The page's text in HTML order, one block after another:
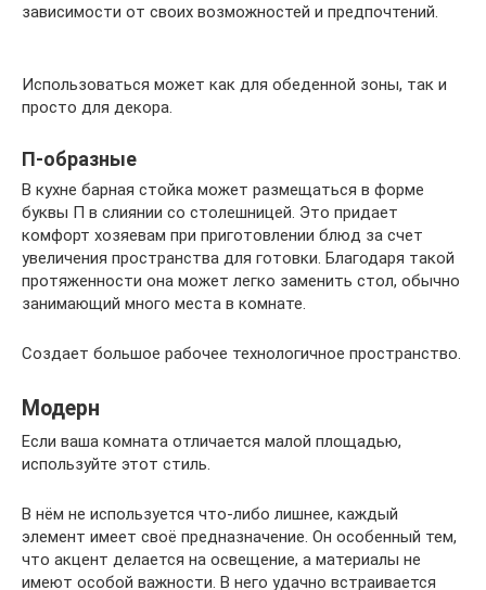
зависимости от своих возможностей и предпочтений.
Использоваться может как для обеденной зоны, так и
просто для декора.
П-образные
В кухне барная стойка может размещаться в форме
буквы П в слиянии со столешницей. Это придает
комфорт хозяевам при приготовлении блюд за счет
увеличения пространства для готовки. Благодаря такой
протяженности она может легко заменить стол, обычно
занимающий много места в комнате.
Создает большое рабочее технологичное пространство.
Модерн
Если ваша комната отличается малой площадью,
используйте этот стиль.
В нём не используется что-либо лишнее, каждый
элемент имеет своё предназначение. Он особенный тем,
что акцент делается на освещение, а материалы не
имеют особой важности. В него удачно встраивается